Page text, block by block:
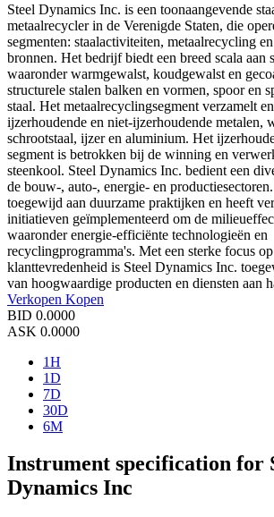
Steel Dynamics Inc. is een toonaangevende
metaalrecycler in de Verenigde Staten, die
segmenten: staalactiviteiten, metaalrecycling
bronnen. Het bedrijf biedt een breed scala aan
waaronder warmgewalst, koudgewalst en
structurele stalen balken en vormen, spoor en
staal. Het metaalrecyclingsegment verzamelt
ijzerhoudende en niet-ijzerhoudende metalen,
schrootstaal, ijzer en aluminium. Het
segment is betrokken bij de winning en
steenkool. Steel Dynamics Inc. bedient een
de bouw-, auto-, energie- en
toegewijd aan duurzame praktijken en heeft
initiatieven geïmplementeerd om de
waaronder energie-efficiënte technologieën en
recyclingprogramma's. Met een sterke focus
klanttevredenheid is Steel Dynamics Inc.
van hoogwaardige producten en diensten aan
Verkopen Kopen
BID 0.0000
ASK 0.0000
1H
1D
7D
30D
6M
Instrument specification for
Dynamics Inc